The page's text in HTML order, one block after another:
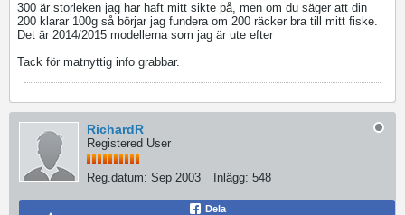
300 är storleken jag har haft mitt sikte på, men om du säger att din
200 klarar 100g så börjar jag fundera om 200 räcker bra till mitt fiske.
Det är 2014/2015 modellerna som jag är ute efter
Tack för matnyttig info grabbar.
RichardR
Registered User
Reg.datum: Sep 2003 Inlägg: 548
Dela